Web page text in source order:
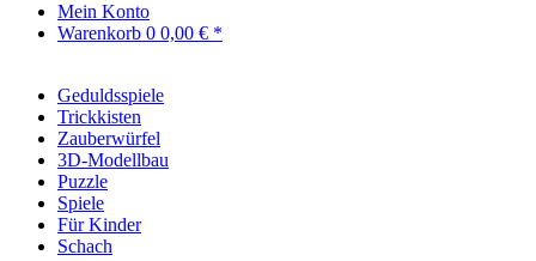
Mein Konto
Warenkorb 0 0,00 € *
Geduldsspiele
Trickkisten
Zauberwürfel
3D-Modellbau
Puzzle
Spiele
Für Kinder
Schach